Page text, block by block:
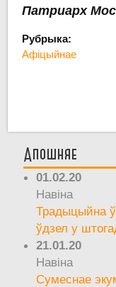
Патриарх
Рубрыка:
Афіцыйнае
Апошняе
01.02.20
Навіна
Традыцыйна
ўдзел у
21.01.20
Навіна
Сумеснае